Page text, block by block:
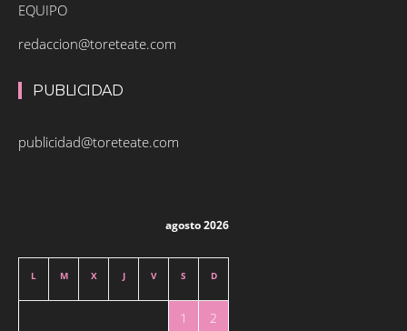
EQUIPO
redaccion@toreteate.com
PUBLICIDAD
publicidad@toreteate.com
agosto 2026
L M X J V S D
1
2